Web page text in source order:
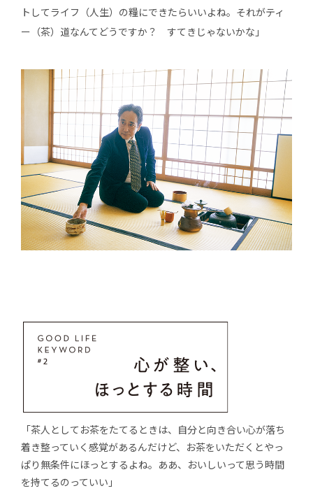
トしてライフ（人生）の糧にできたらいいよね。それがティ
ー（茶）道なんてどうですか？ すてきじゃないかな」
「茶人としてお茶をたてるときは、自分と向き合い心が落ち
着き整っていく感覚があるんだけど、お茶をいただくとやっ
ぱり無条件にほっとするよね。ああ、おいしいって思う時間
を持てるのっていい」